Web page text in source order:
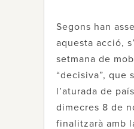
Segons han
aquesta acció,
setmana de
“decisiva”, que
l’aturada de
dimecres 8 de
finalitzarà amb